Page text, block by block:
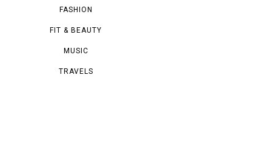
FASHION
FIT & BEAUTY
MUSIC
TRAVELS